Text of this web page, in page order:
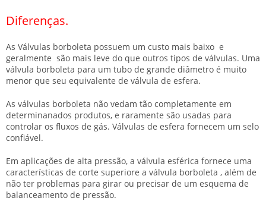
Diferenças.
As Válvulas borboleta possuem um custo mais baixo e
geralmente são mais leve do que outros tipos de válvulas. Uma
válvula borboleta para um tubo de grande diâmetro é muito
menor que seu equivalente de válvula de esfera.
As válvulas borboleta não vedam tão completamente em
determinanados produtos, e raramente são usadas para
controlar os fluxos de gás. Válvulas de esfera fornecem um selo
confiável.
Em aplicações de alta pressão, a válvula esférica fornece uma
características de corte superiore a válvula borboleta , além de
não ter problemas para girar ou precisar de um esquema de
balanceamento de pressão.